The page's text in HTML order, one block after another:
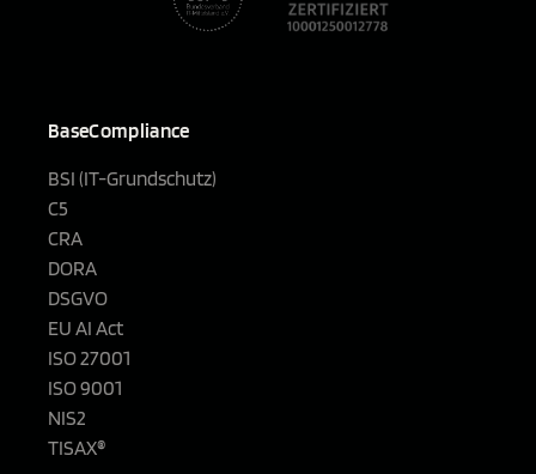
BaseCompliance
BSI (IT-Grundschutz)
C5
CRA
DORA
DSGVO
EU AI Act
ISO 27001
ISO 9001
NIS2
TISAX®